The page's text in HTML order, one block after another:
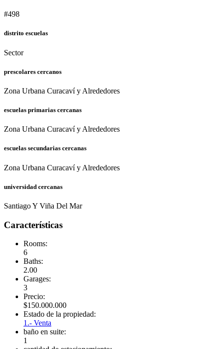
#498
distrito escuelas
Sector
prescolares cercanos
Zona Urbana Curacaví y Alrededores
escuelas primarias cercanas
Zona Urbana Curacaví y Alrededores
escuelas secundarias cercanas
Zona Urbana Curacaví y Alrededores
universidad cercanas
Santiago Y Viña Del Mar
Características
Rooms:
6
Baths:
2.00
Garages:
3
Precio:
$150.000.000
Estado de la propiedad:
1.- Venta
baño en suite:
1